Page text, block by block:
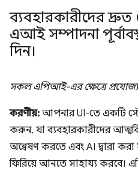
ব্যবহারকারীদের
এআই সম্পাদনা
দিন।
সকল এপিআই-এর ক্ষেত্রে
করণীয়: আপনার UI-তে একটি
করুন, যা ব্যবহারকারীদের
অন্বেষণ করতে এবং AI দ্বারা
ফিরিয়ে আনতে সাহায্য করবে।